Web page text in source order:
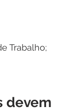
Trabalho;
devem